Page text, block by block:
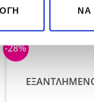
ΝΑ
-28%